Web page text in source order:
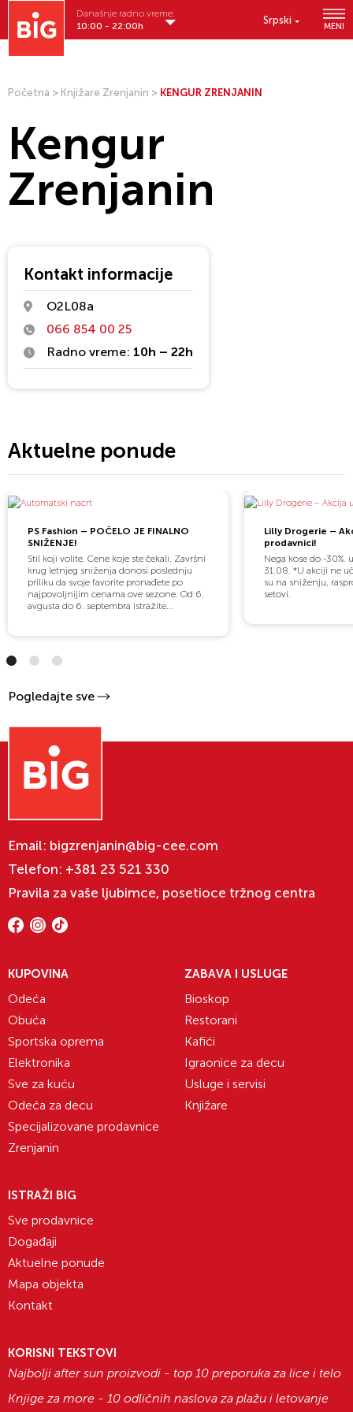
Srpski
MENI
Današnje radno vreme:
10:00 - 22:00h
Početna > Knjižare Zrenjanin > KENGUR ZRENJANIN
Kengur
Zrenjanin
Kontakt informacije
O2L08a
066 854 00 25
Radno vreme: 10h – 22h
Aktuelne ponude
PS Fashion – POČELO JE FINALNO
SNIŽENJE!
Stil koji volite. Cene koje ste čekali. Završni
krug letnjeg sniženja donosi poslednju
priliku da svoje favorite pronađete po
najpovoljnijim cenama ove sezone. Od 6.
avgusta do 6. septembra istražite...
Lilly Drogerie –
prodavnici!
Nega kose do -
31.08. *U akciji ne
su na sniženju,
setovi.
Pogledajte sve
Email: bigzrenjanin@big-cee.com
Telefon: +381 23 521 330
Pravila za vaše ljubimce, posetioce tržnog centra
KUPOVINA
Odeća
Obuća
Sportska oprema
Elektronika
Sve za kuću
Odeća za decu
Specijalizovane prodavnice
Zrenjanin
ZABAVA I USLUGE
Bioskop
Restorani
Kafići
Igraonice za decu
Usluge i servisi
Knjižare
ISTRAŽI BIG
Sve prodavnice
Događaji
Aktuelne ponude
Mapa objekta
Kontakt
KORISNI TEKSTOVI
Najbolji after sun proizvodi - top 10 preporuka za lice i telo
Knjige za more - 10 odličnih naslova za plažu i letovanje